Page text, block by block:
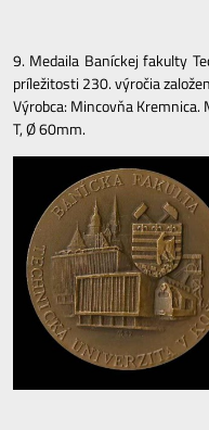
9. Medaila Baníckej fakulty
príležitosti 230. výročia
Výrobca: Mincovňa Kremnica.
T, Ø 60mm.